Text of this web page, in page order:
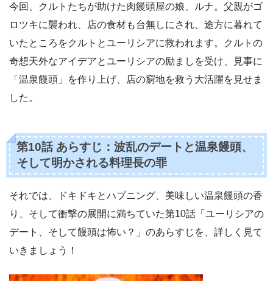
今回、クルトたちが助けた肉饅頭屋の娘、ルナ。父親がゴ
ロツキに襲われ、店の食材も台無しにされ、途方に暮れて
いたところをクルトとユーリシアに救われます。クルトの
奇想天外なアイデアとユーリシアの励ましを受け、見事に
「温泉饅頭」を作り上げ、店の窮地を救う大活躍を見せま
した。
第10話 あらすじ：波乱のデートと温泉饅頭、
そして明かされる料理長の罪
それでは、ドキドキとハプニング、美味しい温泉饅頭の香
り、そして衝撃の展開に満ちていた第10話「ユーリシアの
デート、そして饅頭は怖い？」のあらすじを、詳しく見て
いきましょう！